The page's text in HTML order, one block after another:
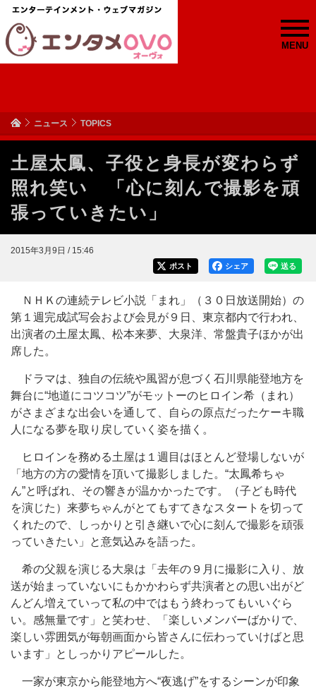
MENU
ニュース TOPICS
土屋太鳳、子役と身長が変わらず
照れ笑い 「心に刻んで撮影を頑
張っていきたい」
2015年3月9日 / 15:46
送る
シェア
ポスト
ＮＨＫの連続テレビ小説「まれ」（３０日放送開始）の
第１週完成試写会および会見が９日、東京都内で行われ、
出演者の土屋太鳳、松本来夢、大泉洋、常盤貴子ほかが出
席した。
ドラマは、独自の伝統や風習が息づく石川県能登地方を
舞台に“地道にコツコツ”がモットーのヒロイン希（まれ）
がさまざまな出会いを通して、自らの原点だったケーキ職
人になる夢を取り戻していく姿を描く。
ヒロインを務める土屋は１週目はほとんど登場しないが
「地方の方の愛情を頂いて撮影しました。“太鳳希ちゃ
ん”と呼ばれ、その響きが温かかったです。（子ども時代
を演じた）来夢ちゃんがとてもすてきなスタートを切って
くれたので、しっかりと引き継いで心に刻んで撮影を頑張
っていきたい」と意気込みを語った。
希の父親を演じる大泉は「去年の９月に撮影に入り、放
送が始まっていないにもかかわらず共演者との思い出がど
んどん増えていって私の中ではもう終わってもいいぐら
い。感無量です」と笑わせ、「楽しいメンバーばかりで、
楽しい雰囲気が毎朝画面から皆さんに伝わっていけばと思
います」としっかりアピールした。
一家が東京から能登地方へ“夜逃げ”をするシーンが印象